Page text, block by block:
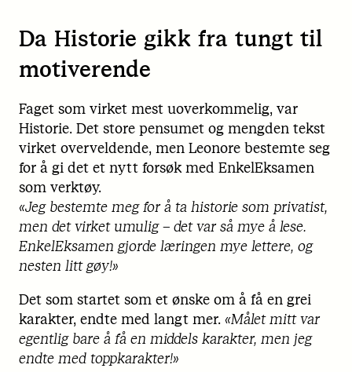
Da Historie gikk fra tungt til
motiverende
Faget som virket mest uoverkommelig, var
Historie. Det store pensumet og mengden tekst
virket overveldende, men Leonore bestemte seg
for å gi det et nytt forsøk med EnkelEksamen
som verktøy.
«Jeg bestemte meg for å ta historie som privatist,
men det virket umulig – det var så mye å lese.
EnkelEksamen gjorde læringen mye lettere, og
nesten litt gøy!»
Det som startet som et ønske om å få en grei
karakter, endte med langt mer. «Målet mitt var
egentlig bare å få en middels karakter, men jeg
endte med toppkarakter!»